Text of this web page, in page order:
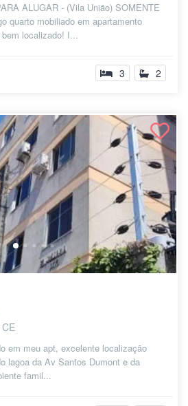
ALUGAR - (Vila União) SOMENTE
quarto mobiliado em apartamento
localizado! I...
3 2
em meu apt, excelente localização
lagoa da Av Santos Dumont e da
famil...